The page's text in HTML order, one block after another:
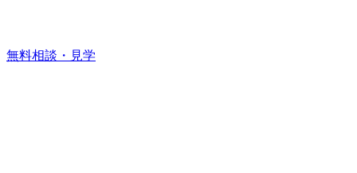
無料相談・見学